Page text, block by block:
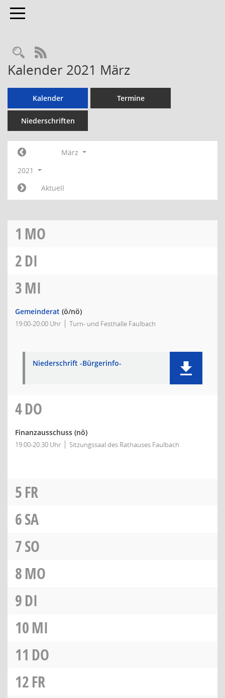
Toggle navigation
RSS-Feed
Kalender 2021 März
Kalender Termine
Niederschriften
März
2021
Aktuell
1 MO
2DI
3MI
Gemeinderat (ö/nö)
19:00-20:00 Uhr Turn- und Festhalle Faulbach
Niederschrift -Bürgerinfo-
4DO
Finanzausschuss (nö)
19:00-20:30 Uhr Sitzungssaal des Rathauses Faulbach
5FR
6SA
7SO
8MO
9DI
10MI
11 DO
12FR